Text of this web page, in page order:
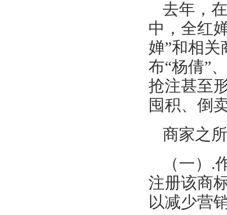
去年，
中，全红
婵”和相
布“杨倩”
抢注甚至
囤积、倒
商家之
（一）
注册该商
以减少营